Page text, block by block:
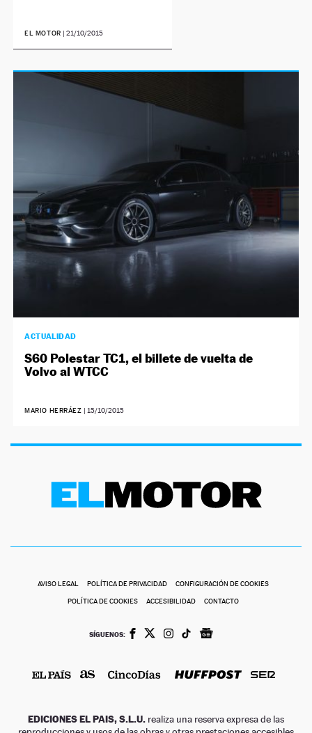
EL MOTOR | 21/10/2015
ACTUALIDAD
S60 Polestar TC1, el billete de vuelta de
Volvo al WTCC
MARIO HERRÁEZ | 15/10/2015
AVISO LEGAL POLÍTICA DE PRIVACIDAD CONFIGURACIÓN DE COOKIES
POLÍTICA DE COOKIES ACCESIBILIDAD CONTACTO
SÍGUENOS:
EDICIONES EL PAIS, S.L.U. realiza una reserva expresa de las